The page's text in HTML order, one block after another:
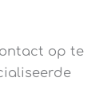
op te